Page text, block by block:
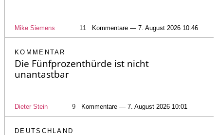
Mike Siemens 11 Kommentare — 7. August 2026 10:46
KOMMENTAR
Die Fünfprozenthürde ist nicht
unantastbar
Dieter Stein 9 Kommentare — 7. August 2026 10:01
DEUTSCHLAND